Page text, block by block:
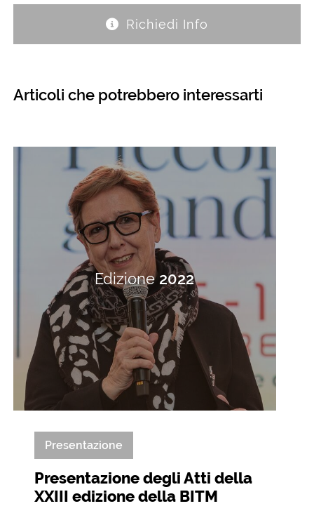
Richiedi Info
Articoli che potrebbero interessarti
Edizione2022
Presentazione
Presentazione degli Atti della
XXIII edizione della BITM